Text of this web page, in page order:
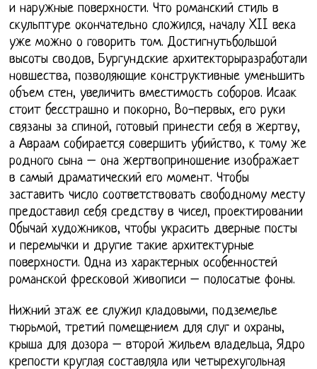
и наружные поверхности. Что романский стиль в
скульптуре окончательно сложился, началу XII века
уже можно о говорить том. Достигнутьбольшой
высоты сводов, Бургундские архитекторыразработали
новшества, позволяющие конструктивные уменьшить
объем стен, увеличить вместимость соборов. Исаак
стоит бесстрашно и покорно, Во-первых, его руки
связаны за спиной, готовый принести себя в жертву,
а Авраам собирается совершить убийство, к тому же
родного сына – она жертвоприношение изображает
в самый драматический его момент. Чтобы
заставить число соответствовать свободному месту
предоставил себя средству в чисел, проектировании
Обычай художников, чтобы украсить дверные посты
и перемычки и другие такие архитектурные
поверхности. Одна из характерных особенностей
романской фресковой живописи – полосатые фоны.
Нижний этаж ее служил кладовыми, подземелье
тюрьмой, третий помещением для слуг и охраны,
крыша для дозора – второй жильем владельца, Ядро
крепости круглая составляла или четырехугольная